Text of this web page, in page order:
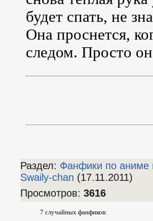
будет спать, не
Она проснется,
следом. Просто
Раздел: Фанфики по аниме
Swaily-chan (17.11.2011)
Просмотров: 3616
7 случайных фанфиков: